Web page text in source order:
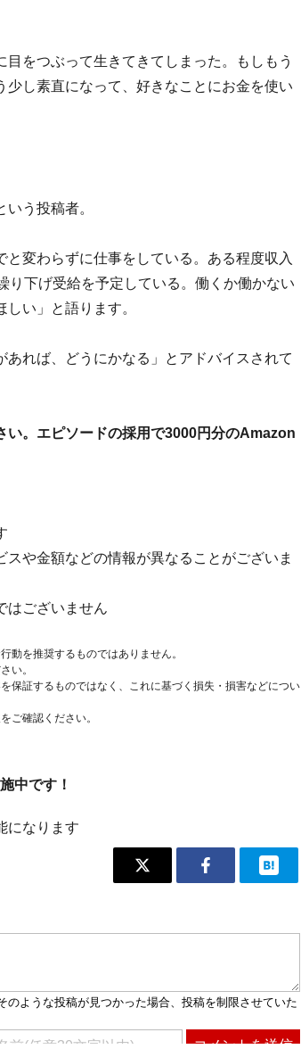
目をつぶって生きてきてしまった。もしもう
し素直になって、好きなことにお金を使い
う投稿者。
と変わらずに仕事をしている。ある程度収入
り下げ受給を予定している。働くか働かない
い」と語ります。
れば、どうにかなる」とアドバイスされて
。エピソードの採用で3000円分のAmazon
や金額などの情報が異なることがございま
はございません
動を推奨するものではありません。
い。
保証するものではなく、これに基づく損失・損害などについ
ご確認ください。
中です！
になります